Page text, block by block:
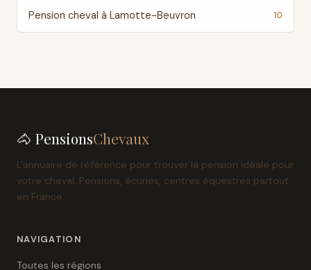
Pension cheval à Lamotte-Beuvron 10
🐴 PensionsChevaux
L'annuaire de référence pour trouver la pension idéale pour
votre cheval. Pensions, écuries, centres équestres partout
en France.
NAVIGATION
Toutes les régions